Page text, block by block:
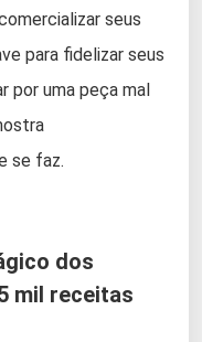
seus
para fidelizar seus
por uma peça mal
se faz.
dos
mil receitas